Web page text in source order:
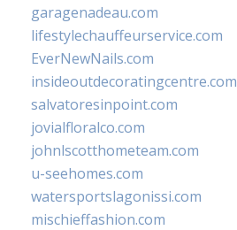
garagenadeau.com
lifestylechauffeurservice.com
EverNewNails.com
insideoutdecoratingcentre.com
salvatoresinpoint.com
jovialfloralco.com
johnlscotthometeam.com
u-seehomes.com
watersportslagonissi.com
mischieffashion.com